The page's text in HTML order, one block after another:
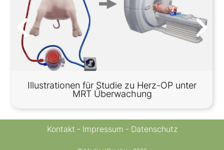
Illustrationen für Studie zu Herz-OP unter
MRT Überwachung
Kontakt Impressum Datenschutz